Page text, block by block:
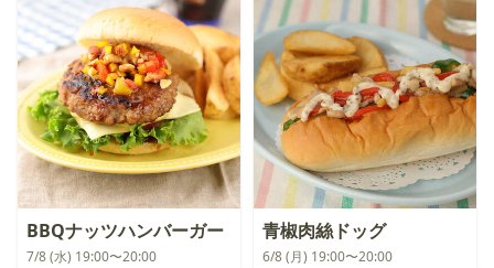
BBQナッツハンバーガー
7/8 (水) 19:00〜20:00
青椒肉絲ドッグ
6/8 (月) 19:00〜20:00